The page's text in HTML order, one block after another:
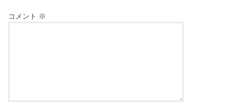
コメント ※